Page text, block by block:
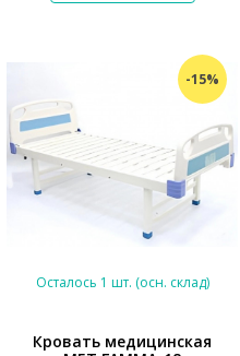
-15%
Осталось 1 шт. (осн. склад)
Кровать медицинская